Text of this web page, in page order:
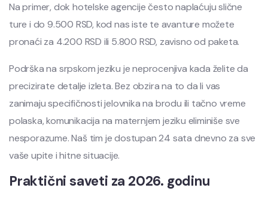
Na primer, dok hotelske agencije često naplaćuju slične
ture i do 9.500 RSD, kod nas iste te avanture možete
pronaći za 4.200 RSD ili 5.800 RSD, zavisno od paketa.
Podrška na srpskom jeziku je neprocenjiva kada želite da
precizirate detalje izleta. Bez obzira na to da li vas
zanimaju specifičnosti jelovnika na brodu ili tačno vreme
polaska, komunikacija na maternjem jeziku eliminiše sve
nesporazume. Naš tim je dostupan 24 sata dnevno za sve
vaše upite i hitne situacije.
Praktični saveti za 2026. godinu